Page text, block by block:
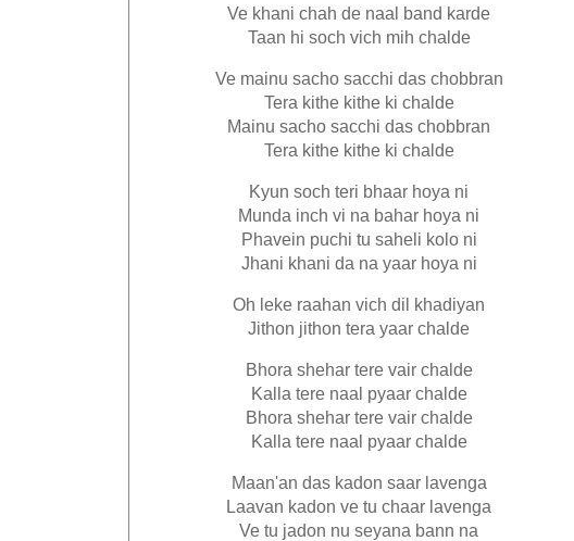
Ve khani chah de naal band karde
Taan hi soch vich mih chalde
Ve mainu sacho sacchi das chobbran
Tera kithe kithe ki chalde
Mainu sacho sacchi das chobbran
Tera kithe kithe ki chalde
Kyun soch teri bhaar hoya ni
Munda inch vi na bahar hoya ni
Phavein puchi tu saheli kolo ni
Jhani khani da na yaar hoya ni
Oh leke raahan vich dil khadiyan
Jithon jithon tera yaar chalde
Bhora shehar tere vair chalde
Kalla tere naal pyaar chalde
Bhora shehar tere vair chalde
Kalla tere naal pyaar chalde
Maan'an das kadon saar lavenga
Laavan kadon ve tu chaar lavenga
Ve tu jadon nu seyana bann na